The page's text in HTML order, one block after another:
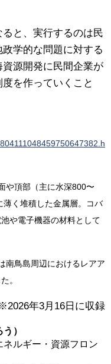
ると、実行するのは民
学的な問題に対する
源開発に民間企業が
を作っていくこと
や頂部（主に水深800〜
く堆積した金属層。コバ
や電子機器の材料として
南鳥島周辺におけるレアア
。
年3月16日に収録
）
ルギー・資源フロン